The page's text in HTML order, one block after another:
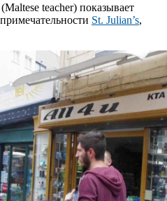
teacher) показывает
St. Julian’s,